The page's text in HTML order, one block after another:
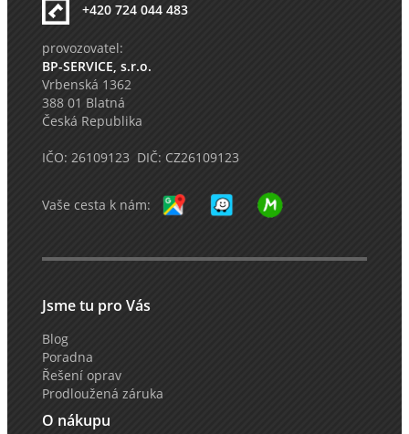
+420 724 044 483
provozovatel:
BP-SERVICE, s.r.o.
Vrbenská 1362
388 01 Blatná
Česká Republika
IČO: 26109123 DIČ: CZ26109123
Vaše cesta k nám:
Jsme tu pro Vás
Blog
Poradna
Řešení oprav
Prodloužená záruka
O nákupu